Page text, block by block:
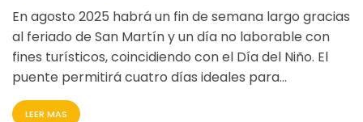
En agosto 2025 habrá un fin de semana largo gracias
al feriado de San Martín y un día no laborable con
fines turísticos, coincidiendo con el Día del Niño. El
puente permitirá cuatro días ideales para
escapadas y actividades familiares.
LEER MAS